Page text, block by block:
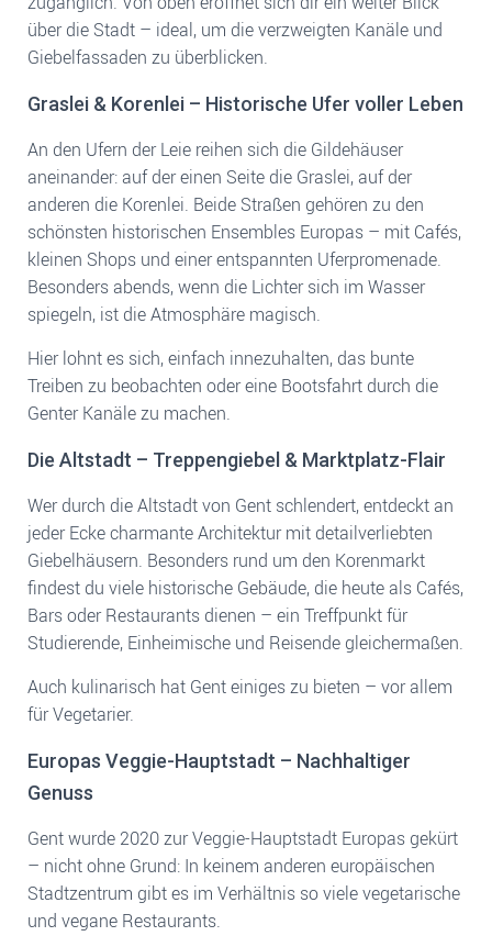
über die Stadt – ideal, um die verzweigten Kanäle und
Giebelfassaden zu überblicken.
Graslei & Korenlei – Historische Ufer voller Leben
An den Ufern der Leie reihen sich die Gildehäuser
aneinander: auf der einen Seite die Graslei, auf der
anderen die Korenlei. Beide Straßen gehören zu den
schönsten historischen Ensembles Europas – mit Cafés,
kleinen Shops und einer entspannten Uferpromenade.
Besonders abends, wenn die Lichter sich im Wasser
spiegeln, ist die Atmosphäre magisch.
Hier lohnt es sich, einfach innezuhalten, das bunte
Treiben zu beobachten oder eine Bootsfahrt durch die
Genter Kanäle zu machen.
Die Altstadt – Treppengiebel & Marktplatz-Flair
Wer durch die Altstadt von Gent schlendert, entdeckt an
jeder Ecke charmante Architektur mit detailverliebten
Giebelhäusern. Besonders rund um den Korenmarkt
findest du viele historische Gebäude, die heute als Cafés,
Bars oder Restaurants dienen – ein Treffpunkt für
Studierende, Einheimische und Reisende gleichermaßen.
Auch kulinarisch hat Gent einiges zu bieten – vor allem
für Vegetarier.
Europas Veggie-Hauptstadt – Nachhaltiger
Genuss
Gent wurde 2020 zur Veggie-Hauptstadt Europas gekürt
– nicht ohne Grund: In keinem anderen europäischen
Stadtzentrum gibt es im Verhältnis so viele vegetarische
und vegane Restaurants.